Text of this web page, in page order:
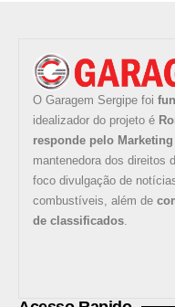
O Garagem Sergipe foi
idealizador do projeto é
responde pelo
mantenedora dos direitos
foco divulgação de
combustíveis, além de
de classificados.